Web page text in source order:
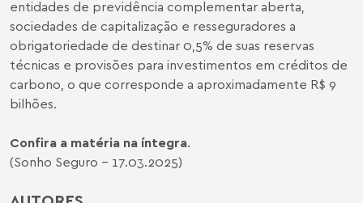
entidades de previdência complementar aberta,
sociedades de capitalização e resseguradores a
obrigatoriedade de destinar 0,5% de suas reservas
técnicas e provisões para investimentos em créditos de
carbono, o que corresponde a aproximadamente R$ 9
bilhões.
Confira a matéria na íntegra.
(Sonho Seguro - 17.03.2025)